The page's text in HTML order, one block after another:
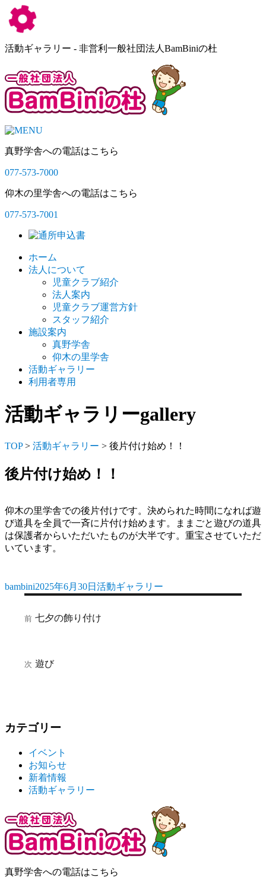
活動ギャラリー - 非営利一般社団法人BamBiniの杜
真野学舎への電話はこちら
077-573-7000
仰木の里学舎への電話はこちら
077-573-7001
ホーム
法人について
児童クラブ紹介
法人案内
児童クラブ運営方針
スタッフ紹介
施設案内
真野学舎
仰木の里学舎
活動ギャラリー
利用者専用
活動ギャラリーgallery
TOP> 活動ギャラリー > 後片付け始め！！
後片付け始め！！
仰木の里学舎での後片付けです。決められた時間になれば遊
び道具を全員で一斉に片付け始めます。ままごと遊びの道具
は保護者からいただいたものが大半です。重宝させていただ
いています。
投
者
bambini
投
日:
2025年6月30日
カ
活動ギャラリー
稿
ビ
シ
ン
前
前
稿:
七夕の飾り付け
次
次
遊び
カテゴリー
イベント
お知らせ
新着情報
活動ギャラリー
真野学舎への電話はこちら